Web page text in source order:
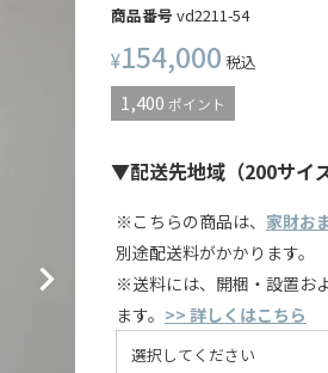
商品番号 vd2211-54
¥154,000 税込
1,400 ポイント
▼配送先地域（200サイズ
※こちらの商品は、 家財お
別途配送料がかかります。
※送料には、開梱・設置お
ます。 >> 詳しくはこちら